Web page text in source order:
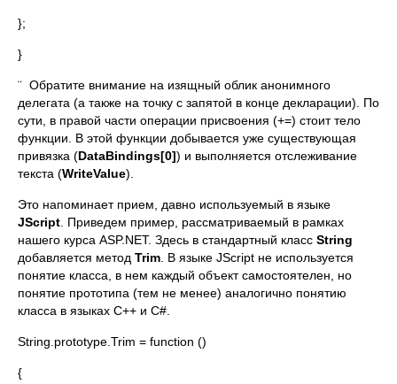
};
}
¨ Обратите внимание на изящный облик анонимного
делегата (а также на точку с запятой в конце декларации). По
сути, в правой части операции присвоения (+=) стоит тело
функции. В этой функции добывается уже существующая
привязка (DataBindings[0]) и выполняется отслеживание
текста (WriteValue).
Это напоминает прием, давно используемый в языке
JScript . Приведем пример, рассматриваемый в рамках
нашего курса ASP.NET. Здесь в стандартный класс String
добавляется метод Trim . В языке JScript не используется
понятие класса, в нем каждый объект самостоятелен, но
понятие прототипа (тем не менее) аналогично понятию
класса в языках C++ и C#.
String.prototype.Trim = function ()
{